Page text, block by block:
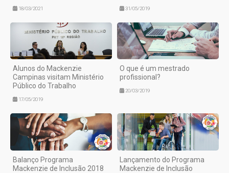
18/03/2021 31/05/2019
Alunos do Mackenzie
Campinas visitam Ministério
Público do Trabalho
17/05/2019
O que é um mestrado
profissional?
20/03/2019
Balanço Programa
Mackenzie de Inclusão 2018
Lançamento do Programa
Mackenzie de Inclusão